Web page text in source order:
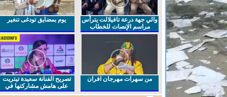
والي جهة درعة تافيلالت يترأس
مراسم الإنصات للخطاب
الملكي السامي بمناسبة
يوم بمضايق تودغى تنغير
من سهرات مهرجان افران
تصريح الفنانة سعيدة تيتريت
على هامش مشاركتها في
مهرجان افران